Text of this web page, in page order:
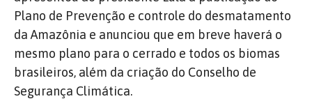
Plano de Prevenção e controle do desmatamento
da Amazônia e anunciou que em breve haverá o
mesmo plano para o cerrado e todos os biomas
brasileiros, além da criação do Conselho de
Segurança Climática.